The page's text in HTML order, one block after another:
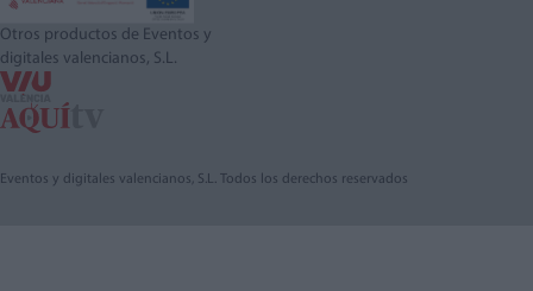
Otros productos de Eventos y
digitales valencianos, S.L.
Eventos y digitales valencianos, S.L. Todos los derechos reservados